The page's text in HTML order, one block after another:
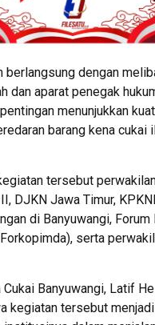
berlangsung dengan
dan aparat penegak
menunjukkan
barang kena cukai
tersebut
DJKN Jawa Timur,
di Banyuwangi,
serta
Cukai Banyuwangi, Latif
kegiatan tersebut